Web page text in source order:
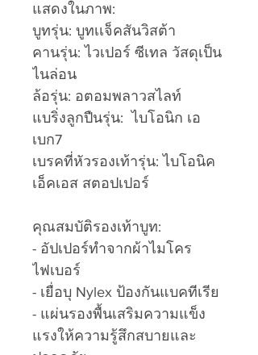
แสดงในภาพ:
บูทรุ่น: บูทเเจ็คสันวิสต้า
คานรุ่น: ไวเปอร์ ซีเทล วัสดุเป็น
ไนล่อน
ล้อรุ่น: อตอมพลาวสไลท์
แบริ่งลูกปืนรุ่น: ไบโอนิก เอ
เบก7
เบรคที่หัวรองเท้ารุ่น: ไบโอนิค
เอ็คเอส สตอปเปอร์
คุณสมบัติรองเท้าบูท:
- อัปเปอร์ทำจากผ้าไมโคร
ไฟเบอร์
- เยื่อบุ Nylex ป้องกันแบคทีเรีย
- แผ่นรองพื้นเสริมความแข็ง
แรงให้ความรู้สึกสบายและ